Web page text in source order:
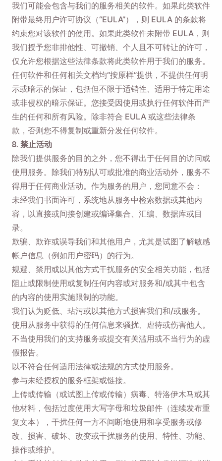
我们可能会包含与我们的服务相关的软件。如果此类软件
附带最终用户许可协议（“EULA”），则 EULA 的条款将
约束您对该软件的使用。如果此类软件未附带 EULA，则
我们授予您非排他性、可撤销、个人且不可转让的许可，
仅允许您根据这些法律条款将此类软件用于我们的服务。
任何软件和任何相关文档均“按原样”提供，不提供任何明
示或暗示的保证，包括但不限于适销性、适用于特定用途
或非侵权的暗示保证。您接受因使用或执行任何软件而产
生的任何和所有风险。除非符合 EULA 或这些法律条
款，否则您不得复制或重新分发任何软件。
8. 禁止活动
除我们提供服务的目的之外，您不得出于任何目的访问或
使用服务。除我们特别认可或批准的商业活动外，服务不
得用于任何商业活动。作为服务的用户，您同意不会：
未经我们书面许可，系统地从服务中检索数据或其他内
容，以直接或间接创建或编译集合、汇编、数据库或目
录。
欺骗、欺诈或误导我们和其他用户，尤其是试图了解敏感
帐户信息（例如用户密码）的行为。
规避、禁用或以其他方式干扰服务的安全相关功能，包括
阻止或限制使用或复制任何内容或对服务和/或其中包含
的内容的使用实施限制的功能。
我们认为贬低、玷污或以其他方式损害我们和/或服务。
使用从服务中获得的任何信息来骚扰、虐待或伤害他人。
不当使用我们的支持服务或提交有关滥用或不当行为的虚
假报告。
以不符合任何适用法律或法规的方式使用服务。
参与未经授权的服务框架或链接。
上传或传输（或试图上传或传输）病毒、特洛伊木马或其
他材料，包括过度使用大写字母和垃圾邮件（连续发布重
复文本），干扰任何一方不间断地使用和享受服务或修
改、损害、破坏、改变或干扰服务的使用、特性、功能、
操作或维护。
提醒我🔔
当您返回 MacOS 或 Windows PC 时，向自己发送
提醒以下载 Viddly。
Name